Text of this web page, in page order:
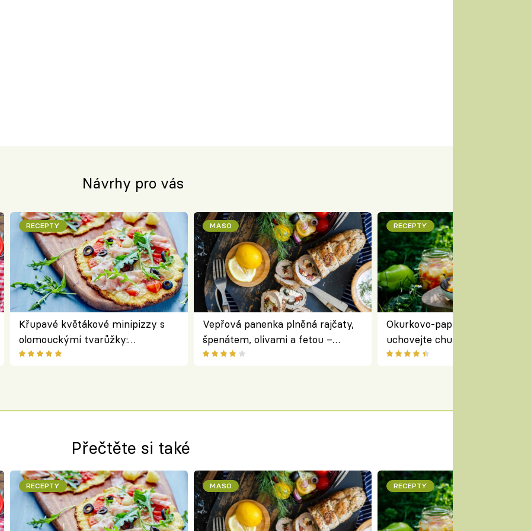
Návrhy pro vás
RECEPTY
Křupavé květákové minipizzy s
olomouckými tvarůžky:
bezlepkový oběd s typicky
MASO
Vepřová panenka plněná rajčaty,
špenátem, olivami a fetou –
perfektní středomořský recept na
RECEPTY
Okurkovo-papriková čalamáda
uchovejte chuť letní zeleniny
zimu
Přečtěte si také
RECEPTY MASO RECEPTY